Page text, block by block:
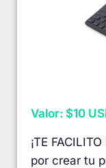
Valor: $10
¡TE
por crear tu